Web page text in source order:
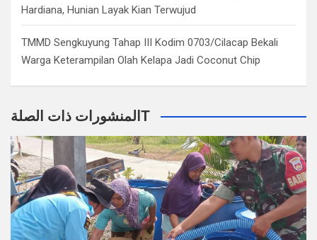
Hardiana, Hunian Layak Kian Terwujud
TMMD Sengkuyung Tahap III Kodim 0703/Cilacap Bekali
Warga Keterampilan Olah Kelapa Jadi Coconut Chip
المنشورات ذات الصلةT